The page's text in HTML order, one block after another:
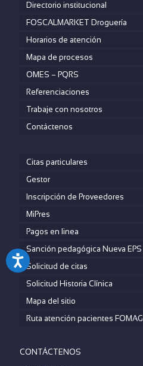
Directorio institucional
FOSCALMARKET Droguería
Horarios de atención
Mapa de procesos
OMES – PQRS
Referenciaciones
Trabaje con nosotros
Contáctenos
Citas particulares
Gestor
Inscripción de Proveedores
MiPres
Pagos en linea
Sanción pedagógica Nueva EPS
Solicitud de citas
Solicitud Historia Clínica
Mapa del sitio
Ruta atención pacientes FOMAG
CONTÁCTENOS